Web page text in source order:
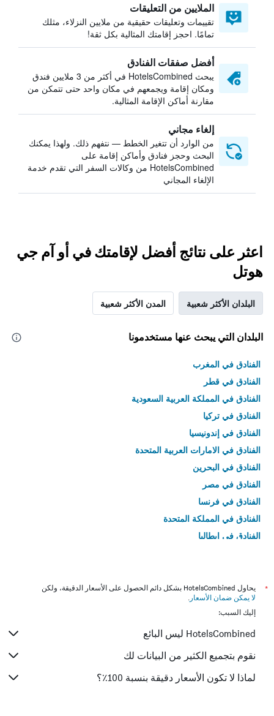
الملايين من التعليقات
تقييمات وتعليقات حقيقية من ملايين النزلاء، مثلك
تمامًا. احجز إقامتك المثالية بكل ثقة!
أفضل صفقات الفنادق
يبحث HotelsCombined في أكثر من 3 ملايين فندق
ومكان إقامة ويجمعهم في مكان واحد حتى تتمكن من
مقارنة أماكن الإقامة المثالية.
إلغاء مجاني
من الوارد أن تتغير الخطط — نتفهم ذلك. ولهذا يمكنك
البحث وحجز فنادق وأماكن إقامة على
HotelsCombined من وكالات السفر التي تقدم خدمة
الإلغاء المجاني
اعثر على نتائج أفضل لإقامتك في أو آم جي
هوتل
البلدان الأكثر شعبية المدن الأكثر شعبية
البلدان التي يبحث عنها مستخدمونا
الفنادق في المغرب
الفنادق في قطر
الفنادق في المملكة العربية السعودية
الفنادق في تركيا
الفنادق في إندونيسيا
الفنادق في الامارات العربية المتحدة
الفنادق في البحرين
الفنادق في مصر
الفنادق في فرنسا
الفنادق في المملكة المتحدة
الفنادق في إيطاليا
*
يحاول HotelsCombined بشكل دائم الحصول على الأسعار الدقيقة، ولكن
لا يمكن ضمان الأسعار .
إليك السبب:
HotelsCombined ليس البائع
نقوم بتجميع الكثير من البيانات لك
لماذا لا تكون الأسعار دقيقة بنسبة 100٪؟